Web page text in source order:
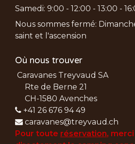
Samedi: 9:00 - 12:00 - 13:00 -
Nous sommes fermé:
saint et l'ascension
Où nous trouver
Caravanes Treyvaud SA
Rte de Berne 21
CH-1580 Avenches
+41 26 676 94 49
caravanes@treyvaud.ch
Pour toute réservation,